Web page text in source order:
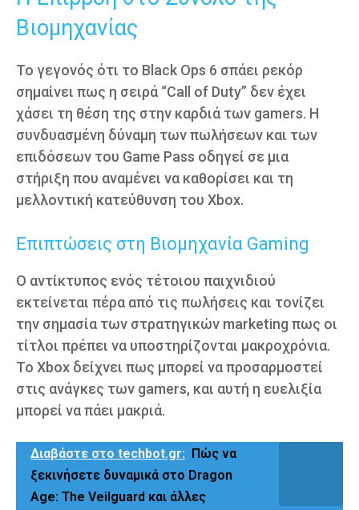
Βιομηχανίας
Το γεγονός ότι το Black Ops 6 σπάει ρεκόρ
σημαίνει πως η σειρά “Call of Duty” δεν έχει
χάσει τη θέση της στην καρδιά των gamers. Η
συνδυασμένη δύναμη των πωλήσεων και των
επιδόσεων του Game Pass οδηγεί σε μια
στήριξη που αναμένει να καθορίσει και τη
μελλοντική κατεύθυνση του Xbox.
Επιπτώσεις στη Βιομηχανία Gaming
Ο αντίκτυπος ενός τέτοιου παιχνιδιού
εκτείνεται πέρα από τις πωλήσεις και τονίζει
την σημασία των στρατηγικών marketing πως οι
τίτλοι πρέπει να υποστηρίζονται μακροχρόνια.
Το Xbox δείχνει πως μπορεί να προσαρμοστεί
στις ανάγκες των gamers, και αυτή η ευελιξία
μπορεί να πάει μακριά.
Διαβάστε στο techbot.gr:
Πώς να
ξεκινήσετε δυναμικά στο Dragon
Age: The Veilguard και άλλες